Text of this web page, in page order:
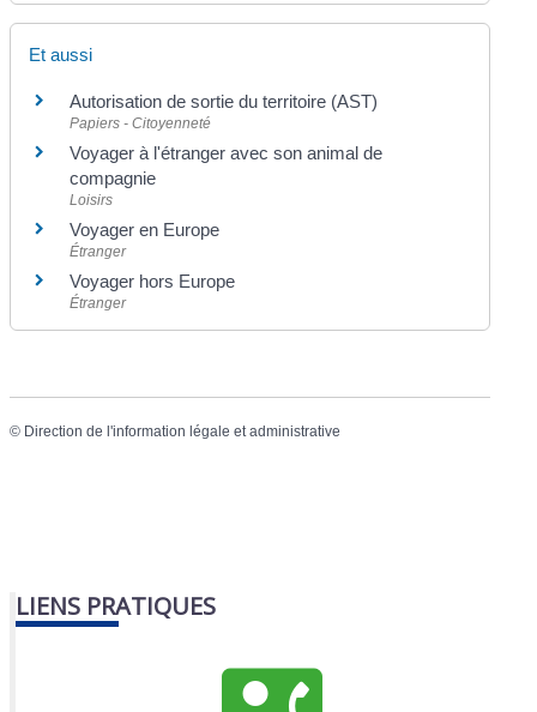
Et aussi
Autorisation de sortie du territoire (AST)
Papiers - Citoyenneté
Voyager à l'étranger avec son animal de
compagnie
Loisirs
Voyager en Europe
Étranger
Voyager hors Europe
Étranger
© Direction de l'information légale et administrative
LIENS PRATIQUES